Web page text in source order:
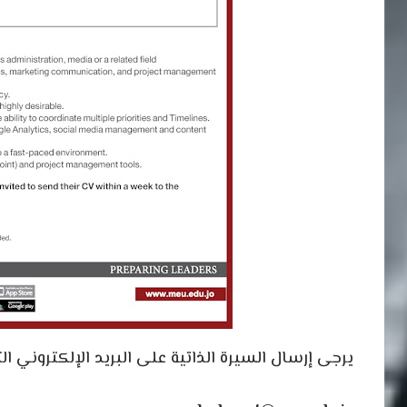
يرجى إرسال السيرة الذاتية على البريد الإلكتروني